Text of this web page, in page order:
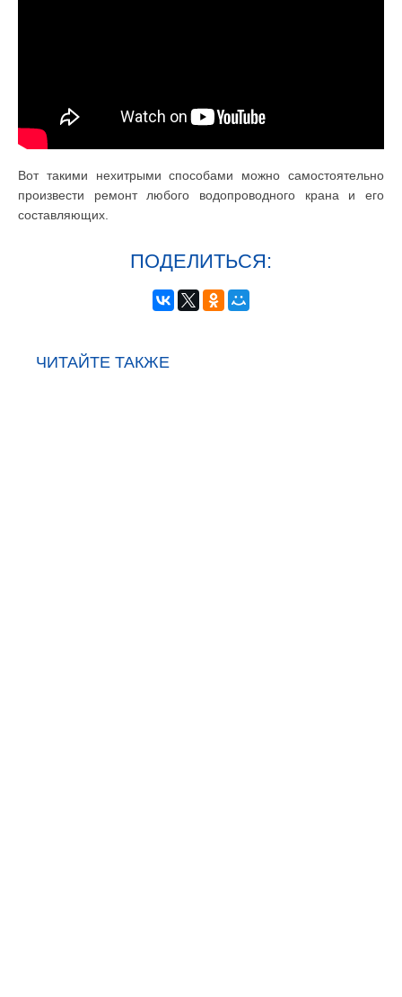
Вот такими нехитрыми способами можно самостоятельно
произвести ремонт любого водопроводного крана и его
составляющих.
ПОДЕЛИТЬСЯ:
ЧИТАЙТЕ ТАКЖЕ